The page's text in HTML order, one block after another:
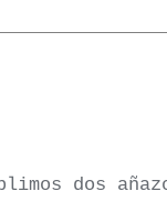
dos